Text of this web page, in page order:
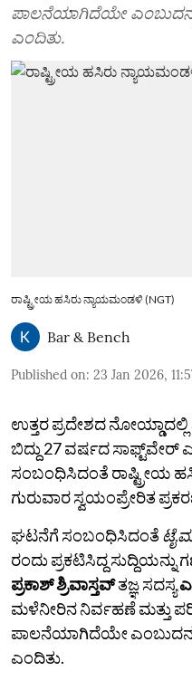
ಪಾಲನೆಯಾಗಿದೆಯೇ
ಎಂದಿತು.
ರಾಷ್ಟ್ರೀಯ ಹಸಿರು ನ್ಯಾಯಮಂಡಳಿ (NGT)
Bar & Bench
Published on: 23 Jan 2026,
ಉತ್ತರ ಪ್ರದೇಶದ ನೋಯ್ಡಾದಲ್ಲಿ
ಬಿದ್ದು 27 ವರ್ಷದ
ಸಂಬಂಧಿಸಿದಂತೆ ರಾಷ್ಟ್ರೀಯ
ಗುರುವಾರ ಸ್ವಯಂಪ್ರೇರಿತ
ಘಟನೆಗೆ ಸಂಬಂಧಿಸಿದಂತೆ
ರಂದು ಪ್ರಕಟಿಸಿದ್ದ ಸುದ್ದಿಯನ್ನು
ಪ್ರಕಾಶ್ ಶ್ರಿವಾಸ್ತವ್ತಜ್ಞ ಸದಸ್ಯ
ಮಳೆನೀರಿನ ನಿರ್ವಹಣೆ ಮತ್ತು
ಪಾಲನೆಯಾಗಿದೆಯೇ
ಎಂದಿತು.